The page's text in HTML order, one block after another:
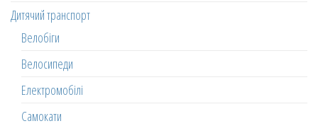
Дитячий транспорт
Велобіги
Велосипеди
Електромобілі
Самокати